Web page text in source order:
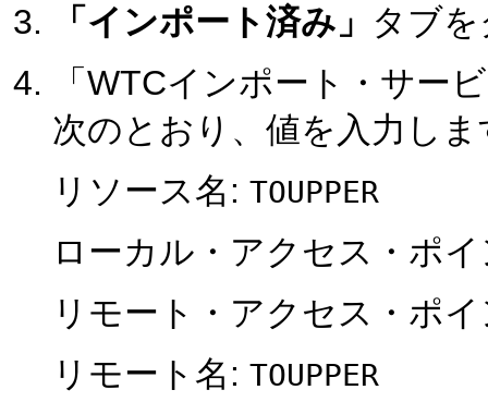
「インポート済み」 タブ
「WTCインポート・サー
次のとおり、値を入力しま
リソース名: TOUPPER
ローカル・アクセス・ポ
リモート・アクセス・ポ
リモート名: TOUPPER